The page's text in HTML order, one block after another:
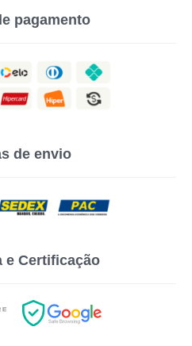
pagamento
de envio
e Certificação